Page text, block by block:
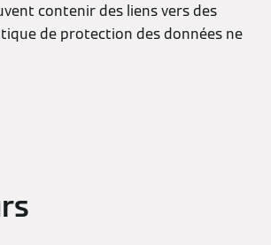
contenir des liens vers des
de protection des données ne